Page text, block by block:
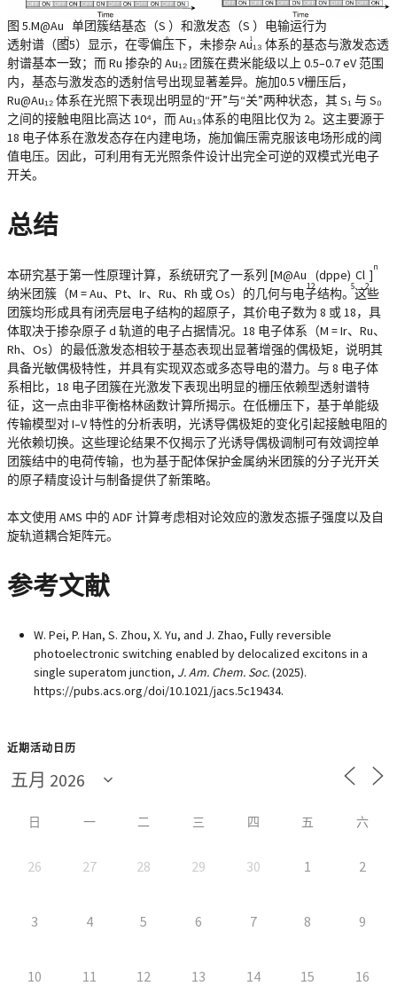
图 5.M@Au
12
单团簇结基态（S
0
）和激发态（S
1
）电输运行为
透射谱（图5）显示，在零偏压下，未掺杂 Au₁₃ 体系的基态与激发态透
射谱基本一致；而 Ru 掺杂的 Au₁₂ 团簇在费米能级以上 0.5–0.7 eV 范围
内，基态与激发态的透射信号出现显著差异。施加0.5 V栅压后，
Ru@Au₁₂ 体系在光照下表现出明显的“开”与“关”两种状态，其 S₁ 与 S₀
之间的接触电阻比高达 10⁴，而 Au₁₃体系的电阻比仅为 2。这主要源于
18 电子体系在激发态存在内建电场，施加偏压需克服该电场形成的阈
值电压。因此，可利用有无光照条件设计出完全可逆的双模式光电子
开关。
总结
本研究基于第一性原理计算，系统研究了一系列 [M@Au
12
(dppe)
5
Cl
2
]
n
纳米团簇（M = Au、Pt、Ir、Ru、Rh 或 Os）的几何与电子结构。这些
团簇均形成具有闭壳层电子结构的超原子，其价电子数为 8 或 18，具
体取决于掺杂原子 d 轨道的电子占据情况。18 电子体系（M = Ir、Ru、
Rh、Os）的最低激发态相较于基态表现出显著增强的偶极矩，说明其
具备光敏偶极特性，并具有实现双态或多态导电的潜力。与 8 电子体
系相比，18 电子团簇在光激发下表现出明显的栅压依赖型透射谱特
征，这一点由非平衡格林函数计算所揭示。在低栅压下，基于单能级
传输模型对 I–V 特性的分析表明，光诱导偶极矩的变化引起接触电阻的
光依赖切换。这些理论结果不仅揭示了光诱导偶极调制可有效调控单
团簇结中的电荷传输，也为基于配体保护金属纳米团簇的分子光开关
的原子精度设计与制备提供了新策略。
本文使用 AMS 中的 ADF 计算考虑相对论效应的激发态振子强度以及自
旋轨道耦合矩阵元。
参考文献
W. Pei, P. Han, S. Zhou, X. Yu, and J. Zhao, Fully reversible
photoelectronic switching enabled by delocalized excitons in a
single superatom junction, J. Am. Chem. Soc.(2025).
https://pubs.acs.org/doi/10.1021/jacs.5c19434.
近期活动日历
日 一 二 三 四 五 六
26 27 28 29 30 1 2
3 4 5 6 7 8 9
10 11 12 13 14 15 16